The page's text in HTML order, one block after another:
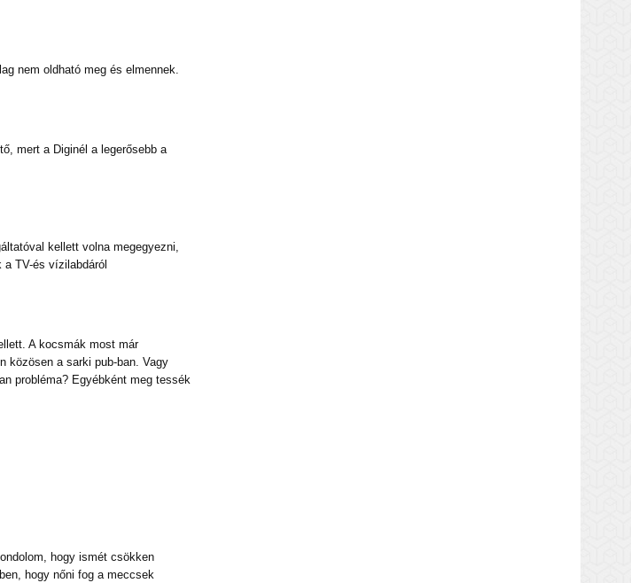
nem oldható meg és elmennek.
mert a Diginél a legerősebb a
kellett volna megegyezni,
TV-és vízilabdáról
A kocsmák most már
közösen a sarki pub-ban. Vagy
probléma? Egyébként meg tessék
hogy ismét csökken
hogy nőni fog a meccsek